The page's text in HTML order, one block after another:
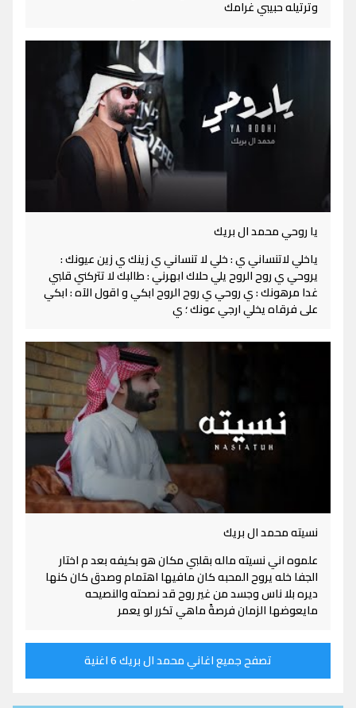
وترتيله حبيبي غرامك
يا روحي محمد ال بريك
ياخلي لاتنساني ي : خلي لا تنساني ي زينك ي زين عيونك :
يروحي ي روح الروح يلي حلاك ابهرني : طالبك لا تتركني قلبي
غدا مرهونك : ي روحي ي روح الروح ابكي و اقول الآه : ابكي
على فرقاه يخلي ارجي عونك ؛ ي
نسيته محمد ال بريك
علموه اني نسيته ماله بقلبي مكان هو بكيفه بعد م اختار
الجفا خله يروح المحبه كان مافيها اهتمام وصدق كان كنها
ديره بلا ناس وجسد من غير روح قد نصحته والنصيحه
مايعوضها الزمان فرصةً ماهي تكرر لو يعمر
تصفح جميع اغاني محمد ال بريك 6 اغنية